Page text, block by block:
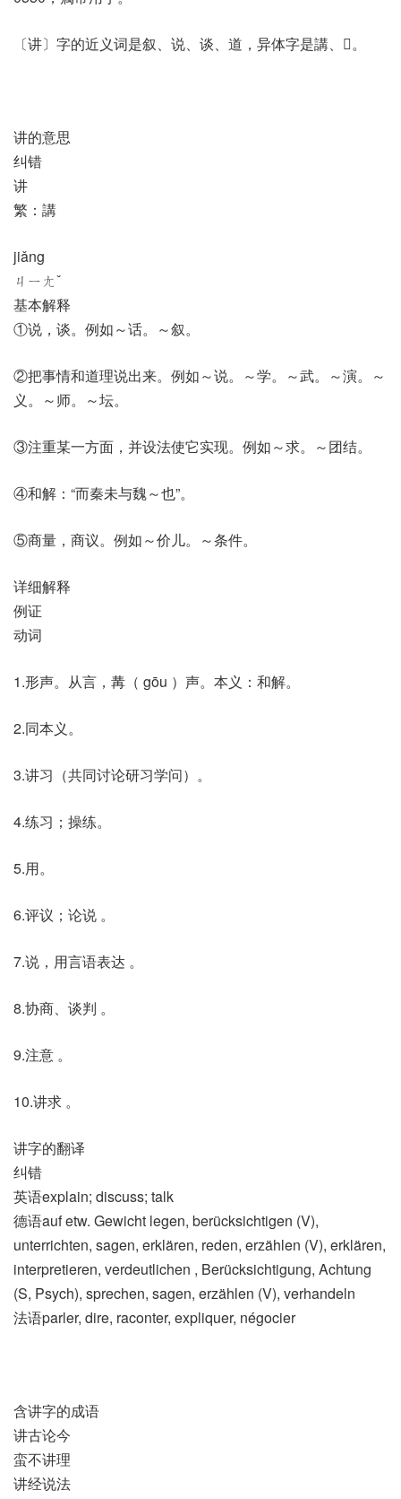
〔讲〕字的近义词是叙、说、谈、道，异体字是講、𧪸。
讲的意思
纠错
讲
繁：講
jiǎng
ㄐㄧㄤˇ
基本解释
①说，谈。例如～话。～叙。
②把事情和道理说出来。例如～说。～学。～武。～演。～
义。～师。～坛。
③注重某一方面，并设法使它实现。例如～求。～团结。
④和解：“而秦未与魏～也”。
⑤商量，商议。例如～价儿。～条件。
详细解释
例证
动词
1.形声。从言，冓（ gōu ）声。本义：和解。
2.同本义。
3.讲习（共同讨论研习学问）。
4.练习；操练。
5.用。
6.评议；论说 。
7.说，用言语表达 。
8.协商、谈判 。
9.注意 。
10.讲求 。
讲字的翻译
纠错
英语explain; discuss; talk
德语auf etw. Gewicht legen, berücksichtigen (V)​,
unterrichten, sagen, erklären, reden, erzählen (V)​, erklären,
interpretieren, verdeutlichen , Berücksichtigung, Achtung
(S, Psych)​, sprechen, sagen, erzählen (V)​, verhandeln
法语parler, dire, raconter, expliquer, négocier
含讲字的成语
讲古论今
蛮不讲理
讲经说法